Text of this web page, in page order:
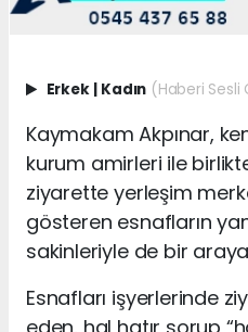
Erkek Kadın (Haberi Sesli
Kaymakam Akpınar,
kurum amirleri ile
ziyarette yerleşim
gösteren esnafların
sakinleriyle de bir
Esnafları işyerlerinde